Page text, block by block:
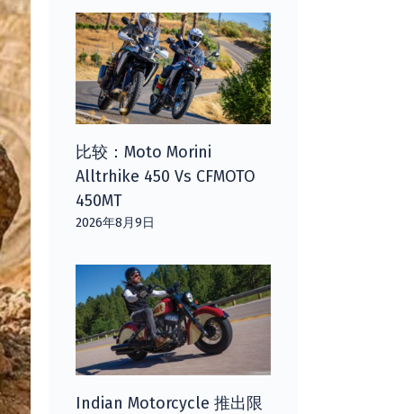
比较：Moto Morini
Alltrhike 450 Vs CFMOTO
450MT
2026年8月9日
Indian Motorcycle 推出限